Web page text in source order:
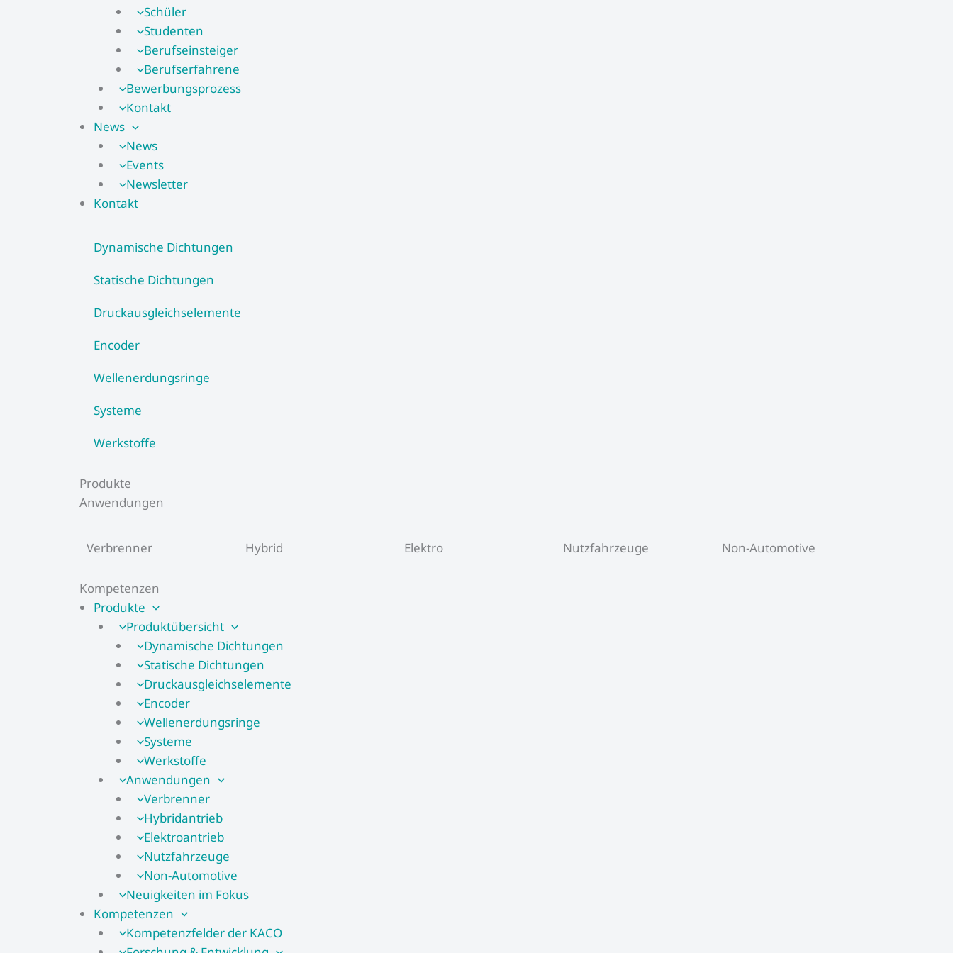
Schüler
Studenten
Berufseinsteiger
Berufserfahrene
Bewerbungsprozess
Kontakt
News
News
Events
Newsletter
Kontakt
Dynamische Dichtungen
Statische Dichtungen
Druckausgleichselemente
Encoder
Wellenerdungsringe
Systeme
Werkstoffe
Produkte
Anwendungen
Verbrenner Hybrid Elektro Nutzfahrzeuge Non-Automotive
Kompetenzen
Produkte
Produktübersicht
Dynamische Dichtungen
Statische Dichtungen
Druckausgleichselemente
Encoder
Wellenerdungsringe
Systeme
Werkstoffe
Anwendungen
Verbrenner
Hybridantrieb
Elektroantrieb
Nutzfahrzeuge
Non-Automotive
Neuigkeiten im Fokus
Kompetenzen
Kompetenzfelder der KACO